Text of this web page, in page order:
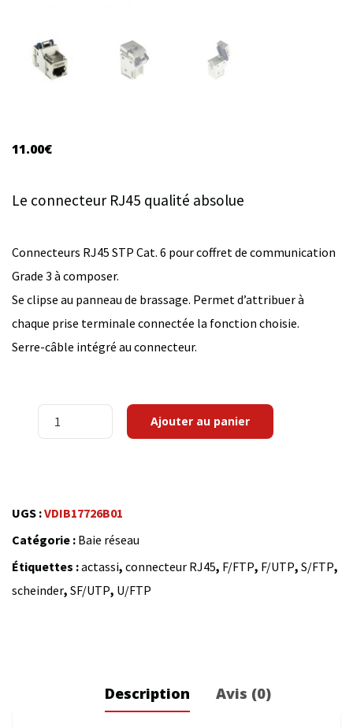
11.00€
Le connecteur RJ45 qualité absolue
Connecteurs RJ45 STP Cat. 6 pour coffret de communication
Grade 3 à composer.
Se clipse au panneau de brassage. Permet d’attribuer à
chaque prise terminale connectée la fonction choisie.
Serre-câble intégré au connecteur.
quantité
de
RJ45
blindé
Ajouter au panier
UGS :VDIB17726B01
Catégorie : Baie réseau
Étiquettes :actassi, connecteur RJ45, F/FTP, F/UTP, S/FTP,
scheinder, SF/UTP, U/FTP
Description Avis (0)